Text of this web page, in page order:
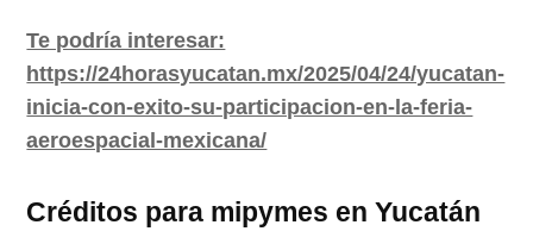
Te podría interesar:
https://24horasyucatan.mx/2025/04/24/yucatan-
inicia-con-exito-su-participacion-en-la-feria-
aeroespacial-mexicana/
Créditos para mipymes en Yucatán